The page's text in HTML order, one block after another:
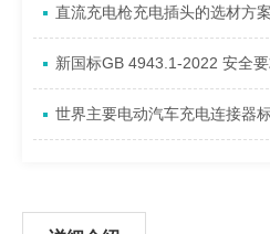
直流充电枪充电插头的选材方案
新国标GB 4943.1-2022 安全
世界主要电动汽车充电连接器